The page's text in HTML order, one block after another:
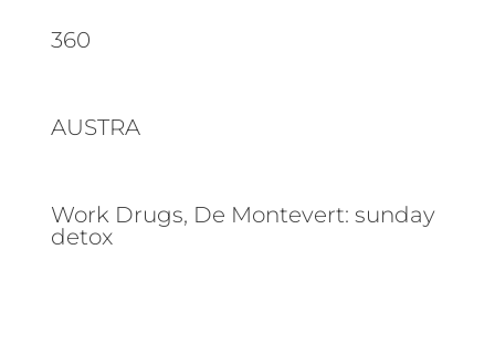
360
AUSTRA
Work Drugs, De Montevert: sunday
detox